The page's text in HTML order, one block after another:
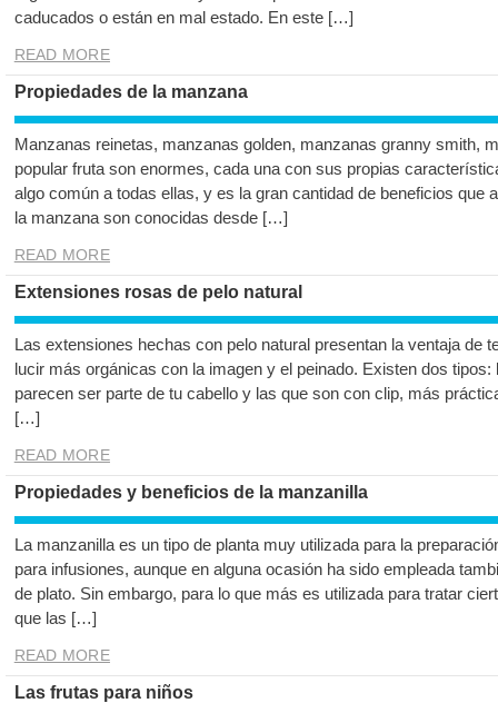
caducados o están en mal estado. En este […]
READ MORE
Propiedades de la manzana
Manzanas reinetas, manzanas golden, manzanas granny smith,
popular fruta son enormes, cada una con sus propias
algo común a todas ellas, y es la gran cantidad de beneficios que
la manzana son conocidas desde […]
READ MORE
Extensiones rosas de pelo natural
Las extensiones hechas con pelo natural presentan la ventaja de
lucir más orgánicas con la imagen y el peinado. Existen dos
parecen ser parte de tu cabello y las que son con clip, más
[…]
READ MORE
Propiedades y beneficios de la manzanilla
La manzanilla es un tipo de planta muy utilizada para la
para infusiones, aunque en alguna ocasión ha sido empleada
de plato. Sin embargo, para lo que más es utilizada para tratar
que las […]
READ MORE
Las frutas para niños